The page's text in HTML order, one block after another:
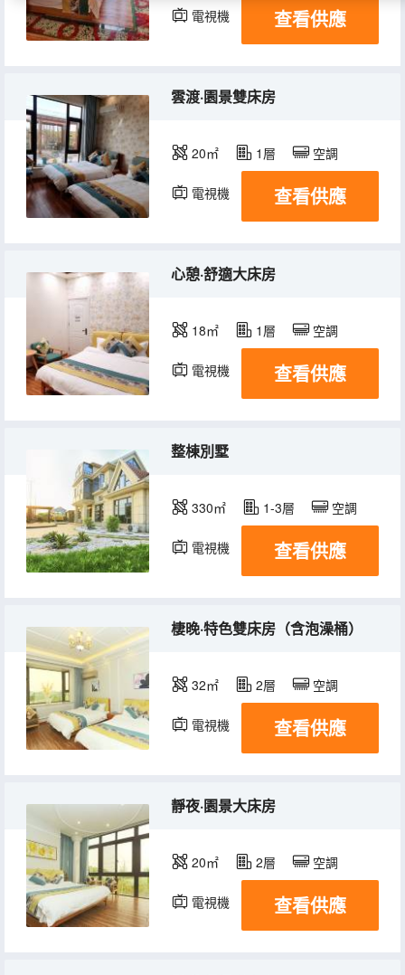
電視機 查看供應
雲渡·園景雙床房
20㎡ 1層 空調
電視機 查看供應
心憩·舒適大床房
18㎡ 1層 空調
電視機 查看供應
整棟別墅
330㎡ 1-3層 空調
電視機 查看供應
棲晚·特色雙床房（含泡澡桶）
32㎡ 2層 空調
電視機 查看供應
靜夜·園景大床房
20㎡ 2層 空調
電視機 查看供應